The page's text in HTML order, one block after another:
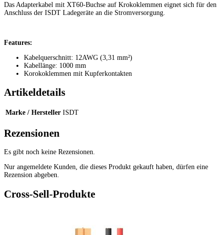
Das Adapterkabel mit XT60-Buchse auf Krokoklemmen eignet sich für den
Anschluss der ISDT Ladegeräte an die Stromversorgung.
Features:
Kabelquerschnitt: 12AWG (3,31 mm²)
Kabellänge: 1000 mm
Korokoklemmen mit Kupferkontakten
Artikeldetails
Marke / Hersteller ISDT
Rezensionen
Es gibt noch keine Rezensionen.
Nur angemeldete Kunden, die dieses Produkt gekauft haben, dürfen eine
Rezension abgeben.
Cross-Sell-Produkte